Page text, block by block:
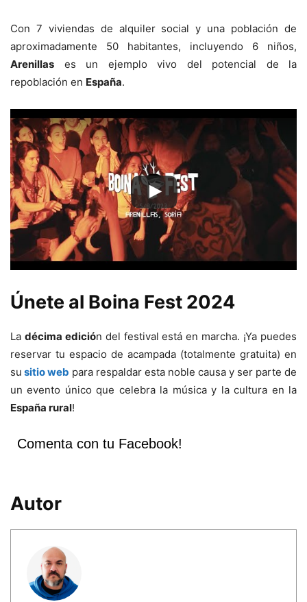
Con 7 viviendas de alquiler social y una población de
aproximadamente 50 habitantes, incluyendo 6 niños,
Arenillas es un ejemplo vivo del potencial de la
repoblación en España.
Únete al Boina Fest 2024
La décima edición del festival está en marcha. ¡Ya puedes
reservar tu espacio de acampada (totalmente gratuita) en
su sitio web para respaldar esta noble causa y ser parte de
un evento único que celebra la música y la cultura en la
España rural!
Comenta con tu Facebook!
Autor